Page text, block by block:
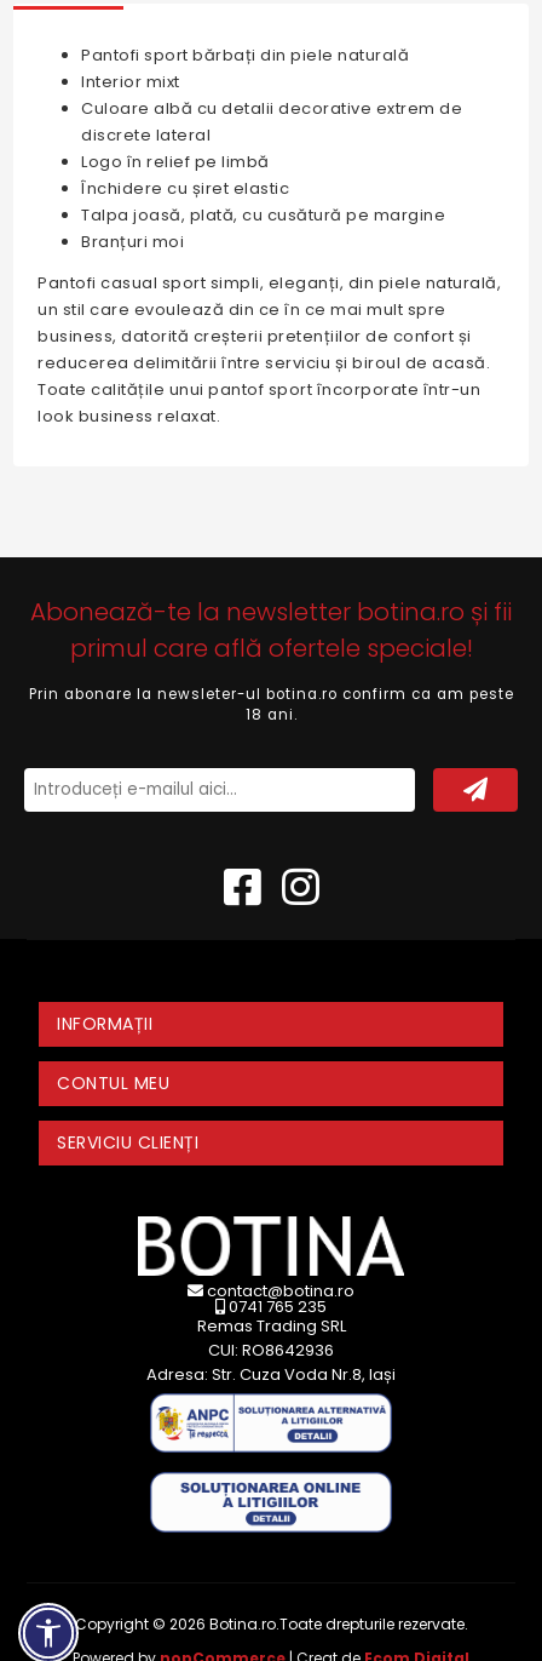
Pantofi sport bărbați din piele naturală
Interior mixt
Culoare albă cu detalii decorative extrem de
discrete lateral
Logo în relief pe limbă
Închidere cu șiret elastic
Talpa joasă, plată, cu cusătură pe margine
Branțuri moi
Pantofi casual sport simpli, eleganți, din piele naturală,
un stil care evoulează din ce în ce mai mult spre
business, datorită creșterii pretențiilor de confort și
reducerea delimitării între serviciu și biroul de acasă.
Toate calitățile unui pantof sport încorporate într-un
look business relaxat.
Abonează-te la newsletter botina.ro și fii
primul care află ofertele speciale!
Prin abonare la newsleter-ul botina.ro confirm ca am peste
18 ani.
INFORMAȚII
CONTUL MEU
SERVICIU CLIENȚI
contact@botina.ro
0741 765 235
Remas Trading SRL
CUI: RO8642936
Adresa: Str. Cuza Voda Nr.8, Iași
Copyright © 2026 Botina.ro.Toate drepturile rezervate.